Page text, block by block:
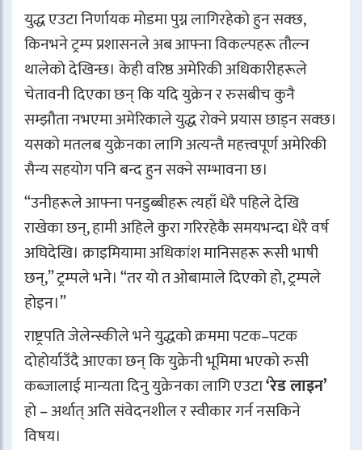
युद्ध एउटा निर्णायक मोडमा पुग्न लागिरहेको हुन सक्छ,
किनभने ट्रम्प प्रशासनले अब आफ्ना विकल्पहरू तौल्न
थालेको देखिन्छ। केही वरिष्ठ अमेरिकी अधिकारीहरूले
चेतावनी दिएका छन् कि यदि युक्रेन र रुसबीच कुनै
सम्झौता नभएमा अमेरिकाले युद्ध रोक्ने प्रयास छाड्न सक्छ।
यसको मतलब युक्रेनका लागि अत्यन्तै महत्त्वपूर्ण अमेरिकी
सैन्य सहयोग पनि बन्द हुन सक्ने सम्भावना छ।
“उनीहरूले आफ्ना पनडुब्बीहरू त्यहाँ धेरै पहिले देखि
राखेका छन्, हामी अहिले कुरा गरिरहेकै समयभन्दा धेरै वर्ष
अघिदेखि। क्राइमियामा अधिकांश मानिसहरू रूसी भाषी
छन्,” ट्रम्पले भने। “तर यो त ओबामाले दिएको हो, ट्रम्पले
होइन।”
राष्ट्रपति जेलेन्स्कीले भने युद्धको क्रममा पटक–पटक
दोहोर्याउँदै आएका छन् कि युक्रेनी भूमिमा भएको रुसी
कब्जालाई मान्यता दिनु युक्रेनका लागि एउटा‘रेड लाइन’
हो – अर्थात् अति संवेदनशील र स्वीकार गर्न नसकिने
विषय।